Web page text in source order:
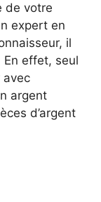
de votre
expert en
il
effet, seul
avec
argent
d’argent